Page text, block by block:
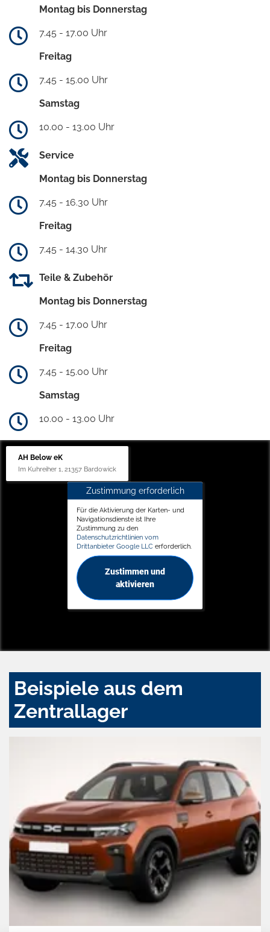
Montag bis Donnerstag
7.45 - 17.00 Uhr
Freitag
7.45 - 15.00 Uhr
Samstag
10.00 - 13.00 Uhr
Service
Montag bis Donnerstag
7.45 - 16.30 Uhr
Freitag
7.45 - 14.30 Uhr
Teile & Zubehör
Montag bis Donnerstag
7.45 - 17.00 Uhr
Freitag
7.45 - 15.00 Uhr
Samstag
10.00 - 13.00 Uhr
AH Below eK
Im Kuhreiher 1, 21357 Bardowick
Zustimmung erforderlich
Für die Aktivierung der Karten- und
Navigationsdienste ist Ihre
Zustimmung zu den
Datenschutzrichtlinien vom
Drittanbieter Google LLC erforderlich.
Zustimmen und
aktivieren
Beispiele aus dem
Zentrallager